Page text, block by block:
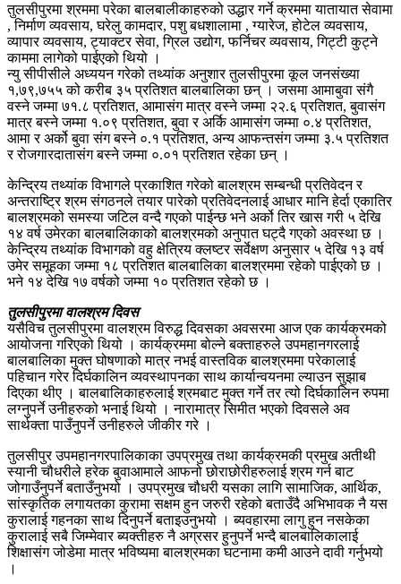
तुलसीपुरमा श्रममा परेका बालबालीकाहरुको उद्धार गर्ने क्रममा यातायात सेवामा
, निर्माण व्यवसाय, घरेलु कामदार, पशु बधशालामा , ग्यारेज, होटेल व्यवसाय,
व्यापार व्यवसाय, ट्याक्टर सेवा, ग्रिल उद्योग, फर्निचर व्यवसाय, गिट्टी कुट्ने
काममा लागेको पाईएको थियो ।
न्यु सीपीसीले अध्ययन गरेको तथ्यांक अनुशार तुलसीपुरमा कूल जनसंख्या
१,७९,७५५ को करीब ३५ प्रतिशत बालबालिका छन् । जसमा आमाबुवा संगै
वस्ने जम्मा ७१.८ प्रतिशत, आमासंग मात्र वस्ने जम्मा २२.६ प्रतिशत, बुवासंग
मात्र बस्ने जम्मा १.०९ प्रतिशत, बुवा र अर्कि आमासंग जम्मा ०.४ प्रतिशत,
आमा र अर्को बुवा संग बस्ने ०.१ प्रतिशत, अन्य आफन्तसंग जम्मा ३.५ प्रतिशत
र रोजगारदातासंग बस्ने जम्मा ०.०१ प्रतिशत रहेका छन् ।
केन्द्रिय तथ्यांक विभागले प्रकाशित गरेको बालश्रम सम्बन्धी प्रतिवेदन र
अन्तराष्ट्रि श्रम संगठनले तयार पारेको प्रतिवेदनलाई आधार मानि हेर्दा एकातिर
बालश्रमको समस्या जटिल वन्दै गएको पाईन्छ भने अर्को तिर खास गरी ५ देखि
१४ वर्ष उमेरका बालबालिकाको बालश्रमको अनुपात घट्दै गएको अवस्था छ ।
केन्द्रिय तथ्यांक विभागको वहु क्षेत्रिय क्लष्टर सर्वेक्षण अनुसार ५ देखि १३ वर्ष
उमेर समूहका जम्मा १८ प्रतिशत बालबालिका बालश्रममा रहेको पाईएको छ ।
भने १४ देखि १७ वर्षको जम्मा १० प्रतिशत रहेको छ ।
तुलसीपुरमा वालश्रम दिवस
यसैविच तुलसीपुरमा वालश्रम विरुद्ध दिवसका अवसरमा आज एक कार्यक्रमको
आयोजना गरिएको थियो । कार्यक्रममा बोल्ने बक्ताहरुले उपमहानगरलाई
बालबालिका मुक्त घोषणाको मात्र नभई वास्तविक बालश्रममा परेकालाई
पहिचान गरेर दिर्घकालिन व्यवस्थापनका साथ कार्यान्वयनमा ल्याउन सुझाब
दिएका थीए । बालबालिकाहरुलाई श्रमबाट मुक्त गर्ने तर त्यो दिर्घकालिन रुपमा
लग्नुपर्ने उनीहरुको भनाई थियो । नारामात्र सिमीत भएको दिवसले अव
सार्थक्ता पाउँनुपर्ने उनीहरुले जीकीर गरे ।
तुलसीपुर उपमहानगरपालिकाका उपप्रमुख तथा कार्यक्रमकी प्रमुख अतीथी
स्यानी चौधरीले हरेक बुवाआमाले आफनो छोराछोरीहरुलाई श्रम गर्न बाट
जोगाउँनुपर्ने बताउँनुभयो । उपप्रमुख चौधरी यसका लागि सामाजिक, आर्थिक,
सांस्कृतिक लगायतका कुरामा सक्षम हुन जरुरी रहेको बताउँदै अभिभावक नै यस
कुरालाई गहनका साथ दिनुपर्ने बताइउनुभयो । ब्यवहारमा लागु हुन नसकेका
कुरालाई सबै जिम्मेवार ब्यक्तीहरु नै अग्रसर हुनुपर्ने भन्दै बालबालिकालाई
शिक्षासंग जोडेमा मात्र भविष्यमा बालश्रमका घटनामा कमी आउने दावी गर्नुभयो
।